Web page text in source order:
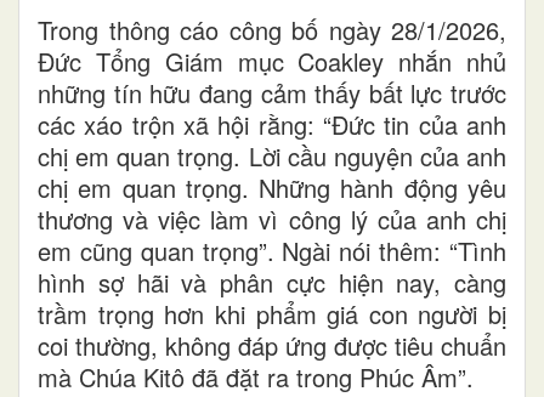
Trong thông cáo công bố ngày 28/1/2026,
Đức Tổng Giám mục Coakley nhắn nhủ
những tín hữu đang cảm thấy bất lực trước
các xáo trộn xã hội rằng: “Đức tin của anh
chị em quan trọng. Lời cầu nguyện của anh
chị em quan trọng. Những hành động yêu
thương và việc làm vì công lý của anh chị
em cũng quan trọng”. Ngài nói thêm: “Tình
hình sợ hãi và phân cực hiện nay, càng
trầm trọng hơn khi phẩm giá con người bị
coi thường, không đáp ứng được tiêu chuẩn
mà Chúa Kitô đã đặt ra trong Phúc Âm”.